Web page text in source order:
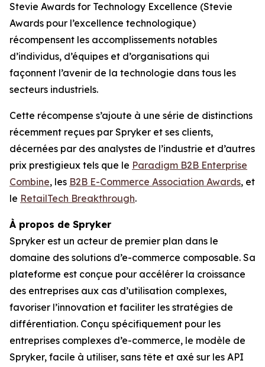
Stevie Awards for Technology Excellence (Stevie
Awards pour l’excellence technologique)
récompensent les accomplissements notables
d’individus, d’équipes et d’organisations qui
façonnent l’avenir de la technologie dans tous les
secteurs industriels.
Cette récompense s’ajoute à une série de distinctions
récemment reçues par Spryker et ses clients,
décernées par des analystes de l’industrie et d’autres
prix prestigieux tels que le Paradigm B2B Enterprise
Combine, les B2B E-Commerce Association Awards, et
le RetailTech Breakthrough.
À propos de Spryker
Spryker est un acteur de premier plan dans le
domaine des solutions d’e-commerce composable. Sa
plateforme est conçue pour accélérer la croissance
des entreprises aux cas d’utilisation complexes,
favoriser l’innovation et faciliter les stratégies de
différentiation. Conçu spécifiquement pour les
entreprises complexes d’e-commerce, le modèle de
Spryker, facile à utiliser, sans tête et axé sur les API